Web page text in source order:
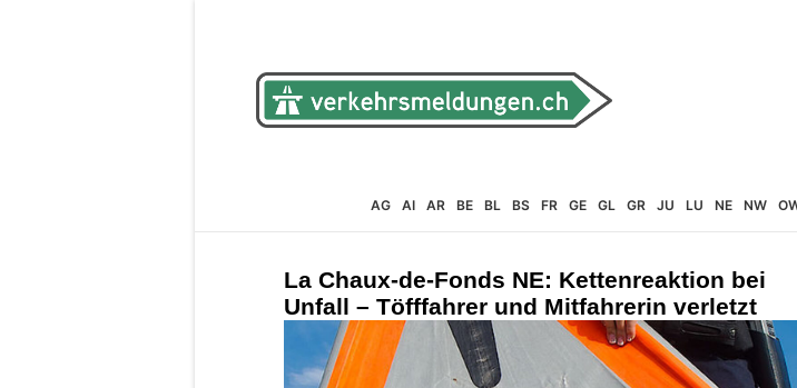
AG AI AR BE BL BS FR GE GL GR JU LU NE NW
La Chaux-de-Fonds NE: Kettenreaktion bei
Unfall – Töfffahrer und Mitfahrerin verletzt